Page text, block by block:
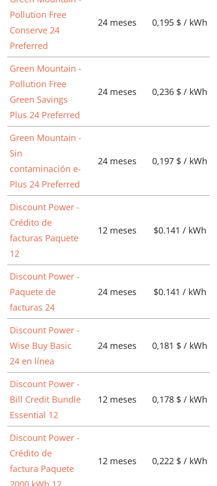
Pollution Free
Conserve 24
Preferred
24 meses 0,195 $ / kWh
Green Mountain -
Pollution Free
Green Savings
Plus 24 Preferred
24 meses 0,236 $ / kWh
Green Mountain -
Sin
contaminación e-
Plus 24 Preferred
24 meses 0,197 $ / kWh
Discount Power -
Crédito de
facturas Paquete
12
12 meses $0.141 / kWh
Discount Power -
Paquete de
facturas 24
24 meses $0.141 / kWh
Discount Power -
Wise Buy Basic
24 en línea
24 meses 0,181 $ / kWh
Discount Power -
Bill Credit Bundle
Essential 12
12 meses 0,178 $ / kWh
Discount Power -
Crédito de
factura Paquete
12 meses 0,222 $ / kWh